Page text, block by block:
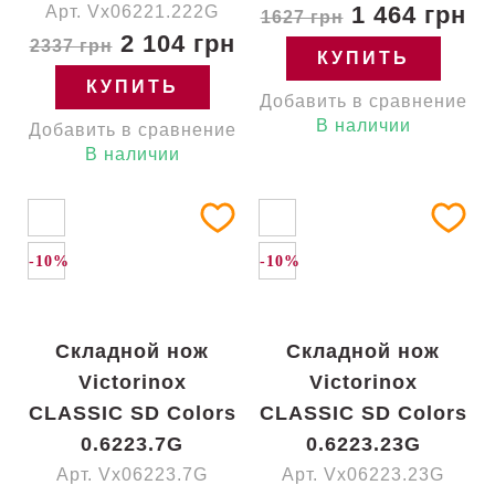
Арт. Vx06221.222G
2337 грн2 104 грн
КУПИТЬ
Добавить в сравнение
В наличии
1627 грн1 464 грн
КУПИТЬ
Добавить в сравнение
В наличии
-10%
Складной нож
Victorinox
CLASSIC SD Colors
0.6223.7G
Арт. Vx06223.7G
-10%
Складной нож
Victorinox
CLASSIC SD Colors
0.6223.23G
Арт. Vx06223.23G